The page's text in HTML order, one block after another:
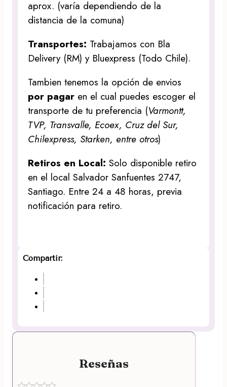
aprox. (varía dependiendo de la
distancia de la comuna)
Transportes: Trabajamos con Bla
Delivery (RM) y Bluexpress (Todo Chile).
Tambien tenemos la opción de envios
por pagar en el cual puedes escoger el
transporte de tu preferencia (Varmontt,
TVP, Transvalle, Ecoex, Cruz del Sur,
Chilexpress, Starken, entre otros)
Retiros en Local:Solo disponible retiro
en el local Salvador Sanfuentes 2747,
Santiago. Entre 24 a 48 horas, previa
notificación para retiro.
Compartir:
Reseñas